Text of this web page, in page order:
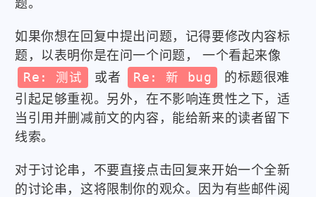
题。
如果你想在回复中提出问题，记得要修改内容标
题，以表明你是在问一个问题， 一个看起来像
Re: 测试
或者 Re: 新 bug
的标题很难
引起足够重视。另外，在不影响连贯性之下，适
当引用并删减前文的内容，能给新来的读者留下
线索。
对于讨论串，不要直接点击回复来开始一个全新
的讨论串，这将限制你的观众。因为有些邮件阅